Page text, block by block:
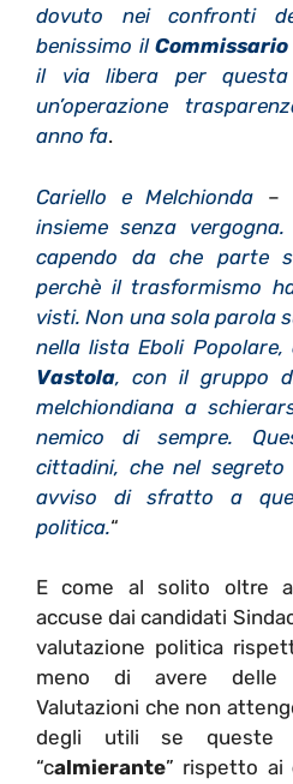
dovuto nei confronti
benissimo il
il via libera per questa
un’operazione
anno fa.
Cariello e Melchionda
–
insieme senza
capendo da che parte
perchè il trasformismo
visti. Non una sola parola
nella lista Eboli
Vastola, con il gruppo
melchiondiana a
nemico di sempre.
cittadini, che nel segreto
avviso di sfratto a
politica.“
E come al solito oltre
accuse dai candidati
valutazione politica
meno di avere delle
Valutazioni che non
degli utili se queste
“calmierante” rispetto ai